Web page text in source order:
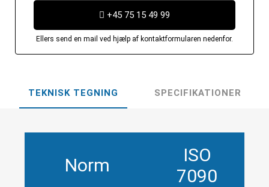
+45 75 15 49 99
Ellers send en mail ved hjælp af kontaktformularen nedenfor.
TEKNISK TEGNING SPECIFIKATIONER
Norm
ISO
7090